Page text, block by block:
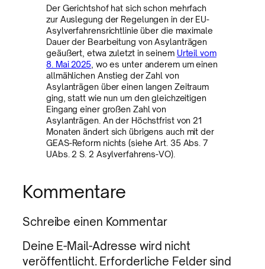
Der Gerichtshof hat sich schon mehrfach
zur Auslegung der Regelungen in der EU-
Asylverfahrensrichtlinie über die maximale
Dauer der Bearbeitung von Asylanträgen
geäußert, etwa zuletzt in seinem Urteil vom
8. Mai 2025, wo es unter anderem um einen
allmählichen Anstieg der Zahl von
Asylanträgen über einen langen Zeitraum
ging, statt wie nun um den gleichzeitigen
Eingang einer großen Zahl von
Asylanträgen. An der Höchstfrist von 21
Monaten ändert sich übrigens auch mit der
GEAS-Reform nichts (siehe Art. 35 Abs. 7
UAbs. 2 S. 2 Asylverfahrens-VO).
Kommentare
Schreibe einen Kommentar
Deine E-Mail-Adresse wird nicht
veröffentlicht. Erforderliche Felder sind